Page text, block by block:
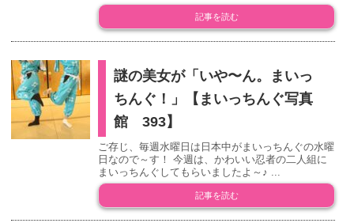
記事を読む
謎の美女が「いや〜ん。まいっ
ちんぐ！」【まいっちんぐ写真
館 393】
ご存じ、毎週水曜日は日本中がまいっちんぐの水曜
日なので～す！ 今週は、かわいい忍者の二人組に
まいっちんぐしてもらいましたよ～♪ ...
記事を読む